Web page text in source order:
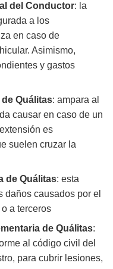
del Conductor: la
a los
en caso de
Asimismo,
y gastos
de Quálitas: ampara al
causar en caso de un
es
suelen cruzar la
de Quálitas: esta
daños causados por el
a terceros
de Quálitas:
al código civil del
para cubrir lesiones,